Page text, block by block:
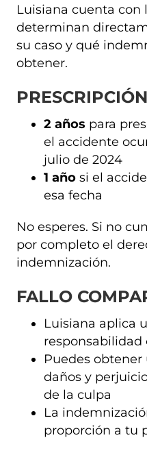
Luisiana cuenta con
determinan
su caso y qué
obtener.
PRESCRIPCIÓN
2 años para
el accidente
julio de 2024
1 año si el
esa fecha
No esperes. Si no
por completo el
indemnización.
FALLO
Luisiana aplica
responsabilidad
Puedes
daños y
de la culpa
La
proporción a tu